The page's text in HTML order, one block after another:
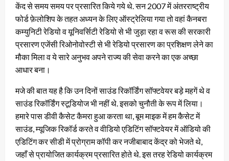
केंद से समय समय पर प्रसारित किये गये थे. सन 2007 में अंतरराष्ट्रीय
फोर्ड फ़ेलोशिप के तहत अध्यन के लिए ऑस्ट्रेलिया गया तो वहां कैनबरा
कम्युनिटी रेडियो व यूनिवर्सिटी रेडियो से भी जुड़ा रहा व रूस की सरकारी
प्रसारण एजेंसी रिओनोवोस्टी से भी रेडियो प्रसारण का प्रशिक्षण लेने का
मौका मिला व ये सारे अनुभव अपने राज्य की सेवा करने का एक अच्छा
आधार बना।
मजे की बात यह है कि उन दिनों साउंड रिकॉर्डिंग सॉफ्टवेयर बड़े महगें थे व
साउंड रिकॉर्डिंग स्टूडियोज भी नहीं थे. इसको चुनौती के रूप में लिया।
हमारे पास डीवी कैसेट कैमरा हुआ करता था, बूम माइक में हम कैसेट में
साउंड, म्यूजिक रिकॉर्ड करते व वीडियो एडिटिंग सॉफ्टवेयर में ऑडियो की
एडिटिंग कर सीडी में प्रोग्राम कॉपी कर नजीबाबाद केंद्र को भेजते थे,
जहाँ से प्रायोजित कार्यक्रम प्रसारित होते थे. इस तरह रेडियो कार्यक्रम